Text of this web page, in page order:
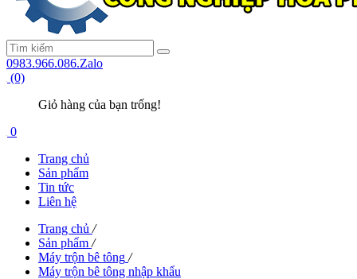
0983.966.086.Zalo
(0)
Giỏ hàng của bạn trống!
0
Trang chủ
Sản phẩm
Tin tức
Liên hệ
Trang chủ /
Sản phẩm /
Máy trộn bê tông /
Máy trộn bê tông nhập khẩu